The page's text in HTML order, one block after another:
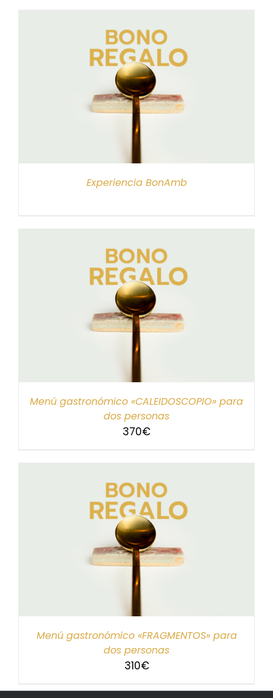
Experiencia BonAmb
Menú gastronómico «CALEIDOSCOPIO» para
dos personas
370€
Menú gastronómico «FRAGMENTOS» para
dos personas
310€